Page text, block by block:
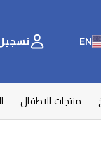
EN تسجيل
منتجات الاطفال